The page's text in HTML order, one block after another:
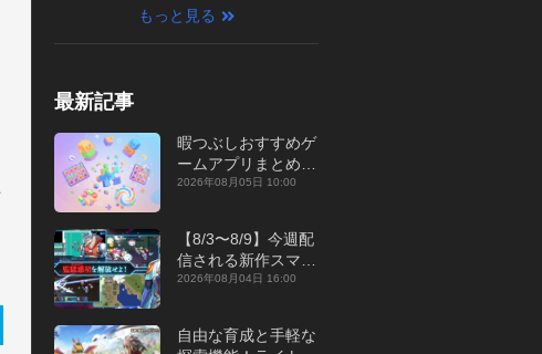
もっと見る
最新記事
暇つぶしおすすめゲ
ームアプリまとめ｜
オフライン対応あり
2026年08月05日 10:00
【8/3〜8/9】今週配
信される新作スマホ
ゲームをまとめてお
2026年08月04日 16:00
自由な育成と手軽な